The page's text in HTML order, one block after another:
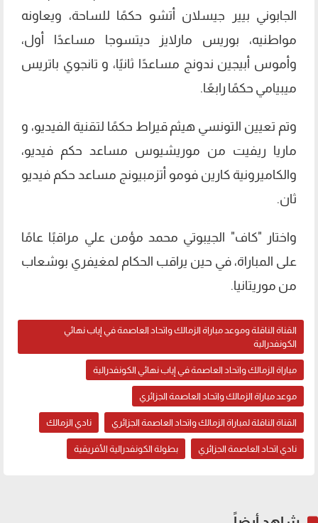
الجابوني بيير جيسلان أتشو حكمًا للساحة، ويعاونه
مواطنيه، بوريس مارلايز ديتسوجا مساعدًا أول،
وأموس أبيجين ندونج مساعدًا ثانيًا، و تانجوي باتريس
ميبيامي حكمًا رابعًا.
وتم تعيين التونسي هيثم قيراط حكمًا لتقنية الفيديو، و
ماريا ريفيت من موريشيوس مساعد حكم فيديو،
والكاميرونية كارين فومو أتزمبيونج مساعد حكم فيديو
ثان.
واختار "كاف" الجيبوتي محمد مؤمن علي مراقبًا عامًا
على المباراة، في حين يراقب الحكام لمغيفري بوشعاب
من موريتانيا.
القناة الناقلة وموعد مباراة الزمالك واتحاد العاصمة في إياب نهائي
الكونفدرالية
مباراة الزمالك واتحاد العاصمة في إياب نهائي الكونفدرالية
موعد مباراة الزمالك واتحاد العاصمة الجزائري
القناة الناقلة لمباراة الزمالك واتحاد العاصمة الجزائري نادي الزمالك
نادي اتحاد العاصمة الجزائري بطولة الكونفدرالية الأفريقية